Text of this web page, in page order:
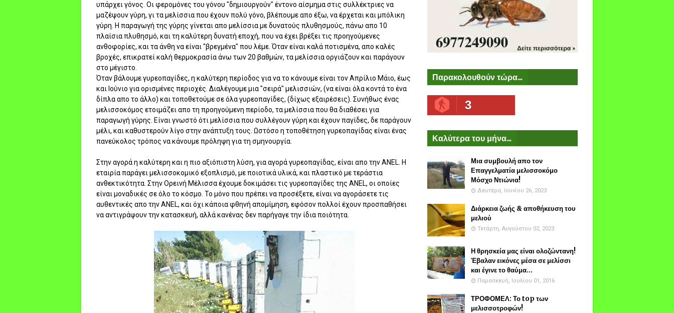
υπάρχει γόνος. Οι φερομόνες του γόνου "δημιουργούν" έντονο αίσμημα στις συλλέκτριες να
μαζέψουν γύρη, γι τα μελίσσια που έχουν πολύ γόνο, βλέπουμε απο έξω, να έρχεται και μπόλικη
γύρη. Η παραγωγή της γύρης γίνεται απο μελίσσια με δυνατούς πλυθησμούς, πάνω απο 10
πλαίσια πλυθησμό, και τη καλύτερη δυνατή εποχή, που να έχει βρέξει τις προηγούμενες
ανθοφορίες, και τα άνθη να είναι "βρεγμένα" που λέμε. Όταν είναι καλά ποτισμένα, απο καλές
βροχές, επικρατεί καλή θερμοκρασία άνω των 20 βαθμών, τα μελίσσια οργιάζουν και παράγουν
στο μέγιστο.
Όταν βάλουμε γυρεοπαγίδες, η καλύτερη περίοδος για να το κάνουμε είναι τον Απρίλιο Μάιο, έως
και Ιούνιο για ορισμένες περιοχές. Διαλέγουμε μια "σειρά" μελισσιών, (να είναι όλα κοντά το ένα
δίπλα απο το άλλο) και τοποθετούμε σε όλα γυρεοπαγίδες, (δίχως εξαιρέσεις). Συνήθως ένας
μελισσοκόμος ετοιμάζει απο τη προηγούμενη περίοδο, τα μελίσσια που θα διαθέσει για
παραγωγή γύρης. Είναι γνωστό ότι μελίσσια που συλλέγουν γύρη και έχουν παγίδες, δε παράγουν
μέλι, και καθυστερούν λίγο στην ανάπτυξη τους. Ωστόσο η τοποθέτηση γυρεοπαγίδας είναι ένας
πανεύκολος τρόπος να κάνουμε πρόληψη για τη σμηνουργία.
Στην αγορά η καλύτερη και η πιο αξιόπιστη λύση, για αγορά γυρεοπαγίδας, είναι απο την ANEL. Η
εταιρία παράγει μελισσοκομικό εξοπλισμό, με ποιοτικά υλικά, και πλαστικό με τεράστια
ανθεκτικότητα. Στην Ορεινή Μέλισσα έχουμε δοκιμάσει τις γυρεοπαγίδες της ANEL, οι οποίες
είναι μοναδικές σε όλο το κόσμο. Το μόνο που πρέπει να προσέξετε, είναι να αγοράσετε τις
αυθεντικές απο την ANEL, και όχι κάποια φθηνή απομίμηση, εφόσον πολλοί έχουν προσπαθήσει
να αντιγράψουν την κατασκευή, αλλά κανένας δεν παρήγαγε την ίδια ποιότητα.
Παρακολουθούν τώρα...
3
Καλύτερα του μήνα...
Μια συμβουλή απο τον
Επαγγελματία μελισσοκόμο
Μόσχο Ντιώνια!
Δευτέρα, Ιουνίου 26, 2023
Διάρκεια ζωής & αποθήκευση του
μελιού
Τετάρτη, Αυγούστου 02, 2023
Η θρησκεία μας είναι ολοζώντανη!
Έβαλαν εικόνες μέσα σε μελίσσι
και έγινε το θαύμα...
Παρασκευή, Ιουλίου 01, 2016
ΤΡΟΦΟΜΕΛ: Το top των
μελισσοτροφών!